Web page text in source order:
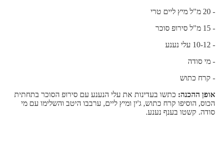
- 20 מ"ל מיץ ליים טרי
- 15 מ"ל סירופ סוכר
- 10-12 עלי נענע
- מי סודה
- קרח כתוש
אופן ההכנה: כתשו בעדינות את עלי הנענע עם סירופ הסוכר בתחתית
הכוס, הוסיפו קרח כתוש, ג'ין ומיץ ליים, ערבבו היטב והשלימו עם מי
סודה. קשטו בענף נענע.